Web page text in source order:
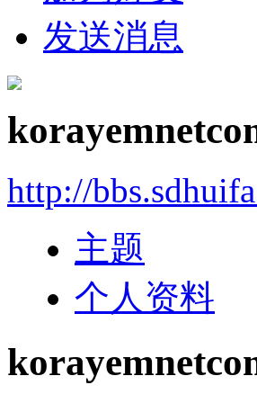
发送消息
http://
主题
个人资料